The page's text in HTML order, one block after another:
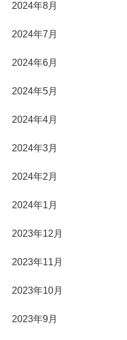
2024年8月
2024年7月
2024年6月
2024年5月
2024年4月
2024年3月
2024年2月
2024年1月
2023年12月
2023年11月
2023年10月
2023年9月